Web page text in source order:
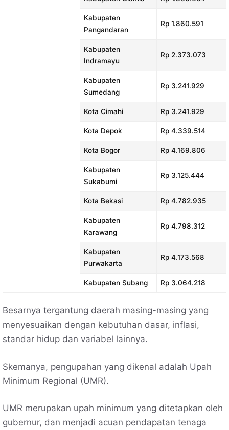
Kabupaten
Pangandaran
Rp 1.860.591
Kabupaten
Indramayu
Rp 2.373.073
Kabupaten
Sumedang
Rp 3.241.929
Kota Cimahi Rp 3.241.929
Kota Depok Rp 4.339.514
Kota Bogor Rp 4.169.806
Kabupaten
Sukabumi
Rp 3.125.444
Kota Bekasi Rp 4.782.935
Kabupaten
Karawang
Rp 4.798.312
Kabupaten
Purwakarta
Rp 4.173.568
Kabupaten Subang Rp 3.064.218
Besarnya tergantung daerah masing-masing yang
menyesuaikan dengan kebutuhan dasar, inflasi,
standar hidup dan variabel lainnya.
Skemanya, pengupahan yang dikenal adalah Upah
Minimum Regional (UMR).
UMR merupakan upah minimum yang ditetapkan oleh
gubernur, dan menjadi acuan pendapatan tenaga